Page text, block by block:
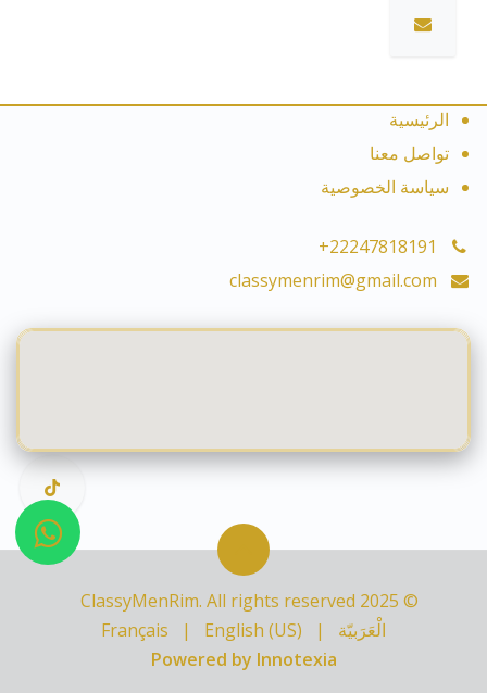
الرئيسية
تواصل معنا
سياسة الخصوصية
+22247818191
classymenrim@gmail.com
© 2025 ClassyMenRim. All rights reserved
الْعَرَبيّة
|
English (US)
|
Français
Powered by Innotexia